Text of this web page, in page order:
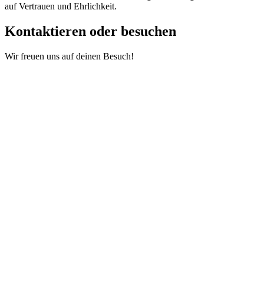
auf Vertrauen und Ehrlichkeit.
Kontaktieren oder besuchen
Wir freuen uns auf deinen Besuch!